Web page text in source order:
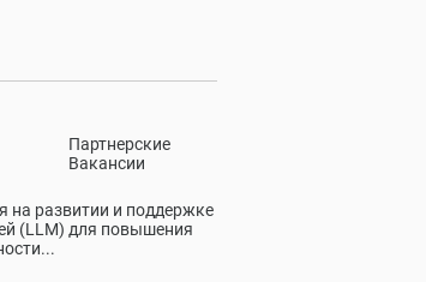
Партнерские
Вакансии
на развитии и поддержке
(LLM) для повышения